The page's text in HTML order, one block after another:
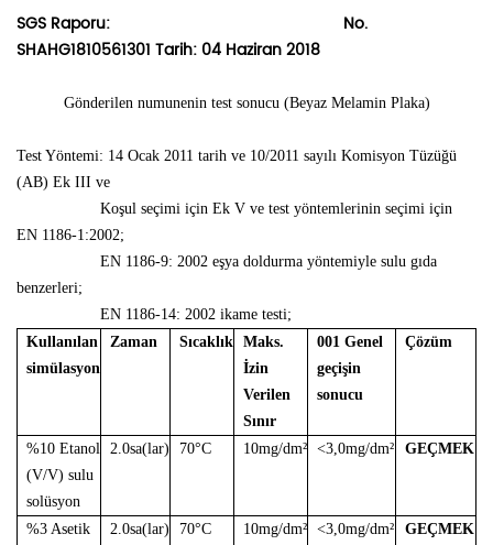
SGS Raporu:
No.
SHAHG1810561301 Tarih: 04 Haziran 2018
Gönderilen numunenin test sonucu (Beyaz Melamin Plaka)
Test Yöntemi: 14 Ocak 2011 tarih ve 10/2011 sayılı Komisyon Tüzüğü
(AB) Ek III ve
Koşul seçimi için Ek V ve test yöntemlerinin seçimi için
EN 1186-1:2002;
EN 1186-9: 2002 eşya doldurma yöntemiyle sulu gıda
benzerleri;
EN 1186-14: 2002 ikame testi;
Kullanılan
simülasyon
Zaman Sıcaklık Maks.
İzin
Verilen
Sınır
001 Genel
geçişin
sonucu
Çözüm
%10 Etanol
(V/V) sulu
solüsyon
2.0sa(lar) 70°C 10mg/dm² <3,0mg/dm² GEÇMEK
%3 Asetik
2.0sa(lar) 70°C 10mg/dm² <3,0mg/dm² GEÇMEK